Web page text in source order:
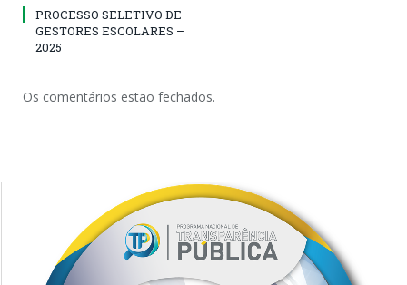
PROCESSO SELETIVO DE
GESTORES ESCOLARES –
2025
Os comentários estão fechados.